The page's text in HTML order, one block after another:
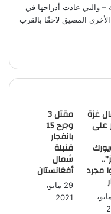
– والتي عادت أدراجها في
المضيق لاحقًا بالقرب
غزة
على
مجرد
29 مايو،
مقتل 3
وجرح 15
بانفجار
‬شمال
أفغانستان
29 مايو،
2021